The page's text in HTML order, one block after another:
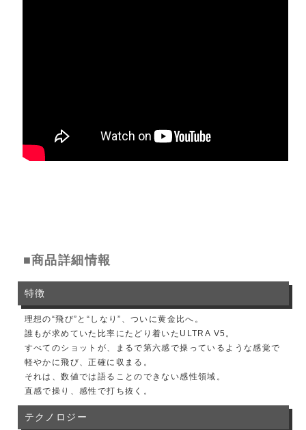
■商品詳細情報
特徴
理想の“飛び”と“しなり”、ついに黄金比へ。
誰もが求めていた比率にたどり着いたULTRA V5。
すべてのショットが、まるで第六感で操っているような感覚で
軽やかに飛び、正確に収まる。
それは、数値では語ることのできない感性領域。
直感で操り、感性で打ち抜く。
テクノロジー